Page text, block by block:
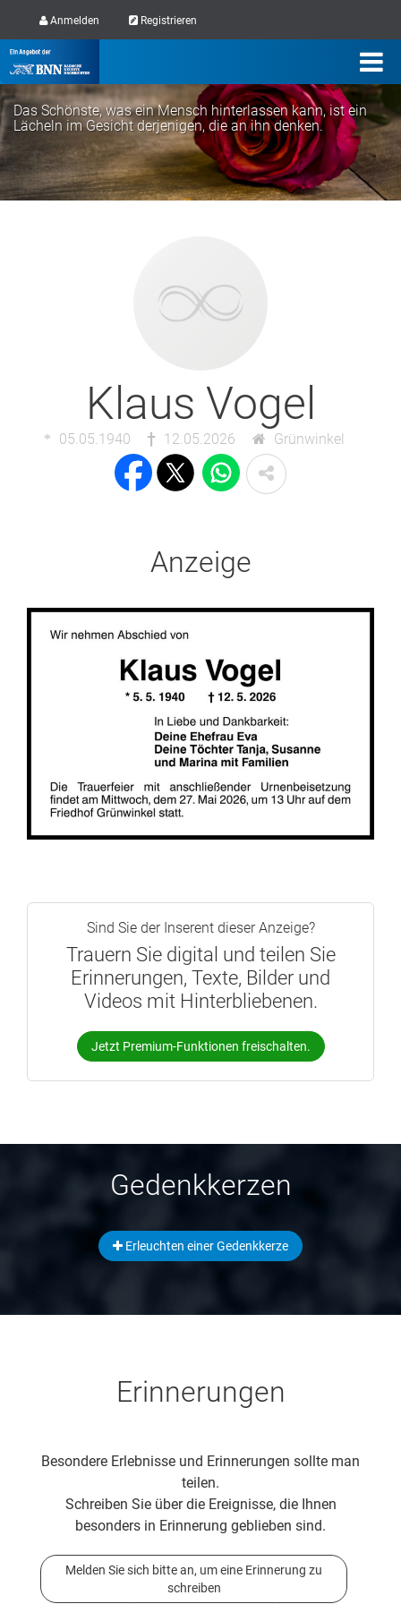
Anmelden Registrieren
Das Schönste, was ein Mensch hinterlassen kann, ist ein
Lächeln im Gesicht derjenigen, die an ihn denken.
Klaus Vogel
05.05.1940 12.05.2026 Grünwinkel
Anzeige
Sind Sie der Inserent dieser Anzeige?
Trauern Sie digital und teilen Sie
Erinnerungen, Texte, Bilder und
Videos mit Hinterbliebenen.
Jetzt Premium-Funktionen freischalten.
Gedenkkerzen
Erleuchten einer Gedenkkerze
Erinnerungen
Besondere Erlebnisse und Erinnerungen sollte man
teilen.
Schreiben Sie über die Ereignisse, die Ihnen
besonders in Erinnerung geblieben sind.
Melden Sie sich bitte an, um eine Erinnerung zu
schreiben